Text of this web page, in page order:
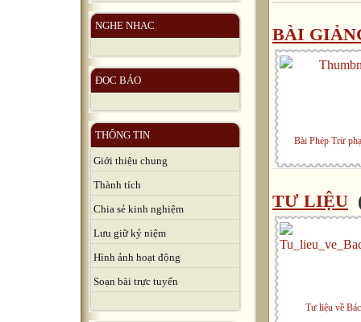
NGHE NHAC
ĐỌC BÁO
THÔNG TIN
Giới thiệu chung
Thành tích
Chia sẻ kinh nghiệm
Lưu giữ kỷ niệm
Hình ảnh hoạt động
Soạn bài trực tuyến
BÀI
Bài Phép Trừ
TƯ LIỆU
Tư liệu về